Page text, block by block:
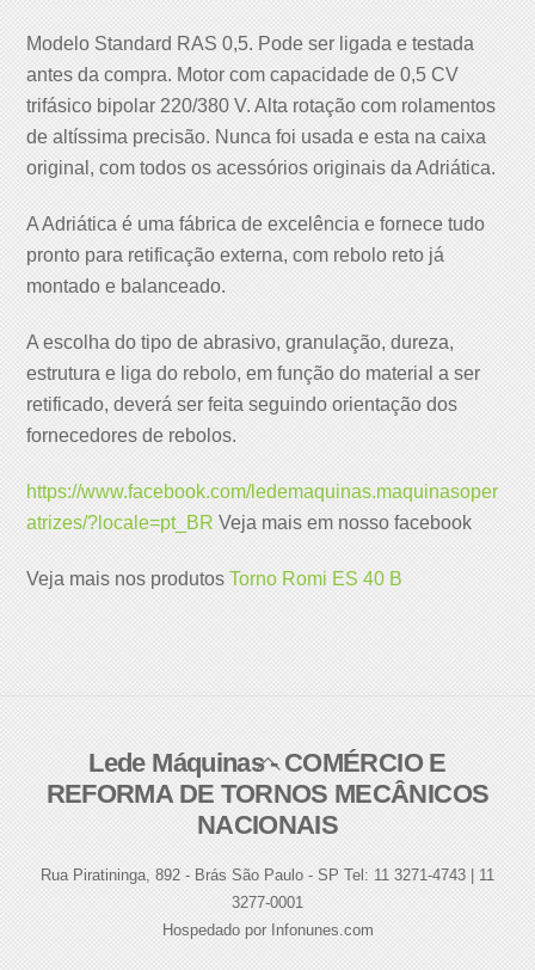
Modelo Standard RAS 0,5. Pode ser ligada e testada
antes da compra. Motor com capacidade de 0,5 CV
trifásico bipolar 220/380 V. Alta rotação com rolamentos
de altíssima precisão. Nunca foi usada e esta na caixa
original, com todos os acessórios originais da Adriática.
A Adriática é uma fábrica de excelência e fornece tudo
pronto para retificação externa, com rebolo reto já
montado e balanceado.
A escolha do tipo de abrasivo, granulação, dureza,
estrutura e liga do rebolo, em função do material a ser
retificado, deverá ser feita seguindo orientação dos
fornecedores de rebolos.
https://www.facebook.com/ledemaquinas.maquinasoper
atrizes/?locale=pt_BR Veja mais em nosso facebook
Veja mais nos produtosTorno Romi ES 40 B
Back
To
Top
Lede Máquinas - COMÉRCIO E
REFORMA DE TORNOS MECÂNICOS
NACIONAIS
Rua Piratininga, 892 - Brás São Paulo - SP Tel: 11 3271-4743 | 11
3277-0001
Hospedado por Infonunes.com